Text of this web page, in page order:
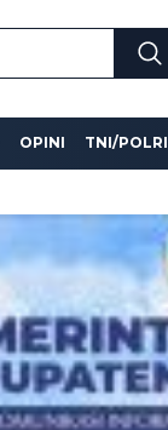
OPINI TNI/POLRI